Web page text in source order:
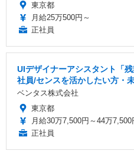
東京都
月給25万500円～
正社員
UIデザイナーアシスタント「
社員/センスを活かしたい方・
ベンタス株式会社
東京都
月給30万7,500円～44万7,500
正社員